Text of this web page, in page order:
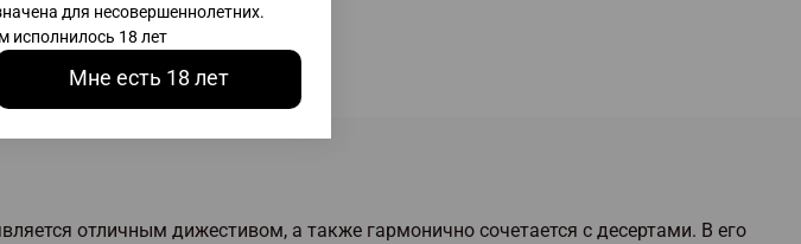
отличным дижестивом, а также гармонично сочетается с десертами. В его
для несовершеннолетних.
исполнилось 18 лет
Мне есть 18 лет